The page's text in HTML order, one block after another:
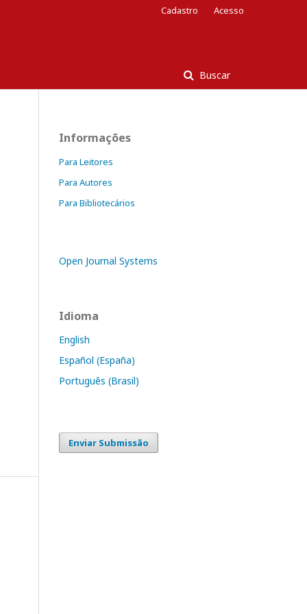
Buscar
Cadastro Acesso
Informações
Para Leitores
Para Autores
Para Bibliotecários
Open Journal Systems
Idioma
English
Español (España)
Português (Brasil)
Enviar Submissão